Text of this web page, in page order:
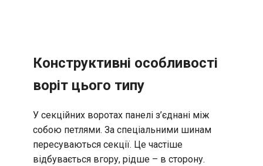
Конструктивні особливості
воріт цього типу
У секційних воротах панелі з’єднані між
собою петлями. За спеціальними шинам
пересуваються секції. Це частіше
відбувається вгору, рідше – в сторону.